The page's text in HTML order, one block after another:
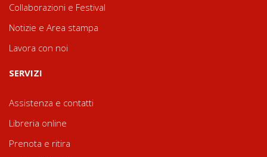
Collaborazioni e Festival
Notizie e Area stampa
Lavora con noi
SERVIZI
Assistenza e contatti
Libreria online
Prenota e ritira